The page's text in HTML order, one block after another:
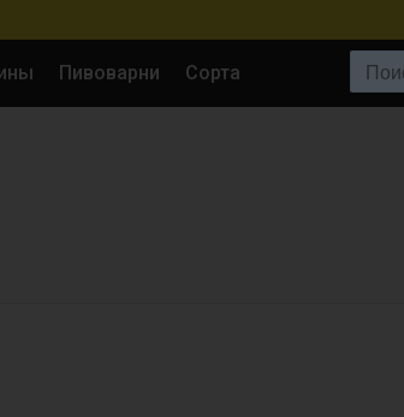
Пивоварни Сорта